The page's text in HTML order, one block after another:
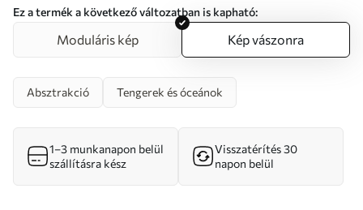
Ez a termék a következő változatban is kapható:
Moduláris kép Kép vászonra
Absztrakció Tengerek és óceánok
1–3 munkanapon belül
szállításra kész
Visszatérítés 30
napon belül